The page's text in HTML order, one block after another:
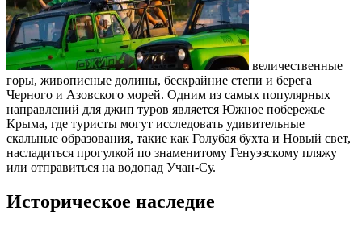
величественные
горы, живописные долины, бескрайние степи и берега
Черного и Азовского морей. Одним из самых популярных
направлений для джип туров является Южное побережье
Крыма, где туристы могут исследовать удивительные
скальные образования, такие как Голубая бухта и Новый свет,
насладиться прогулкой по знаменитому Генуэзскому пляжу
или отправиться на водопад Учан-Су.
Историческое наследие